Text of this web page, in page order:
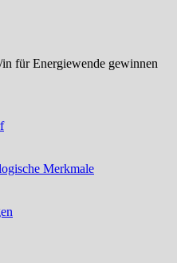
für Energiewende gewinnen
Merkmale